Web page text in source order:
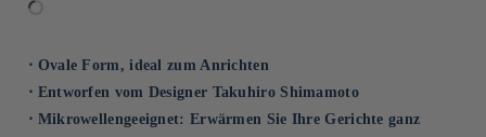
⋅ Ovale Form, ideal zum Anrichten
⋅ Entworfen vom Designer Takuhiro Shimamoto
⋅ Mikrowellengeeignet: Erwärmen Sie Ihre Gerichte ganz